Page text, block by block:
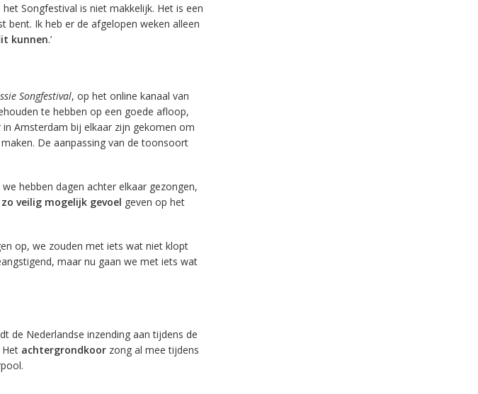
Songfestival is niet makkelijk. Het is een
bent. Ik heb er de afgelopen weken alleen
kunnen.’
Songfestival, op het online kanaal van
te hebben op een goede afloop,
in Amsterdam bij elkaar zijn gekomen om
De aanpassing van de toonsoort
hebben dagen achter elkaar gezongen,
zo veilig mogelijk gevoel geven op het
op, we zouden met iets wat niet klopt
maar nu gaan we met iets wat
de Nederlandse inzending aan tijdens de
achtergrondkoorzong al mee tijdens